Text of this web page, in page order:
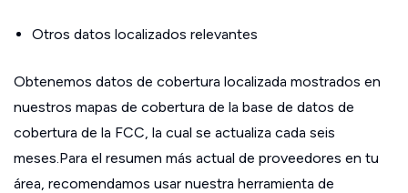
Otros datos localizados relevantes
Obtenemos datos de cobertura localizada mostrados en
nuestros mapas de cobertura de la base de datos de
cobertura de la FCC, la cual se actualiza cada seis
meses.Para el resumen más actual de proveedores en tu
área, recomendamos usar nuestra herramienta de